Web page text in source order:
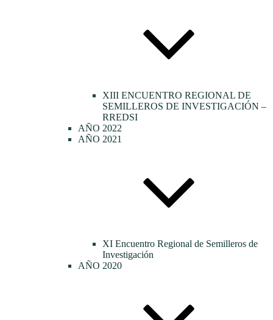
XIII ENCUENTRO REGIONAL DE
SEMILLEROS DE INVESTIGACIÓN –
RREDSI
AÑO 2022
AÑO 2021
XI Encuentro Regional de Semilleros de
Investigación
AÑO 2020